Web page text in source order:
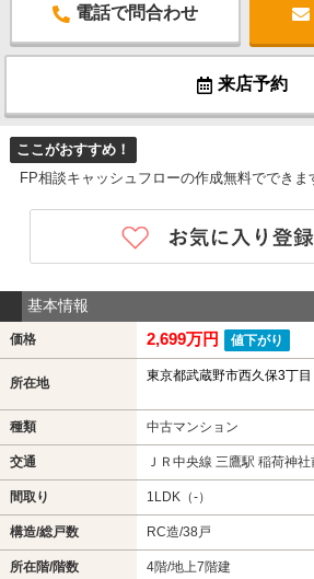
電話で問合わせ
来店予約
ここがおすすめ！
FP相談キャッシュフローの作成無料でできま
基本情報
価格 2,699万円 値下がり
所在地 東京都武蔵野市西久保3丁目
種類 中古マンション
交通 ＪＲ中央線 三鷹駅 稲荷神
間取り 1LDK（-）
構造/総戸数 RC造/38戸
所在階/階数 4階/地上7階建